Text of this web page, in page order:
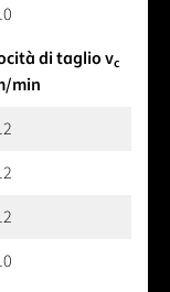
di taglio vc
min